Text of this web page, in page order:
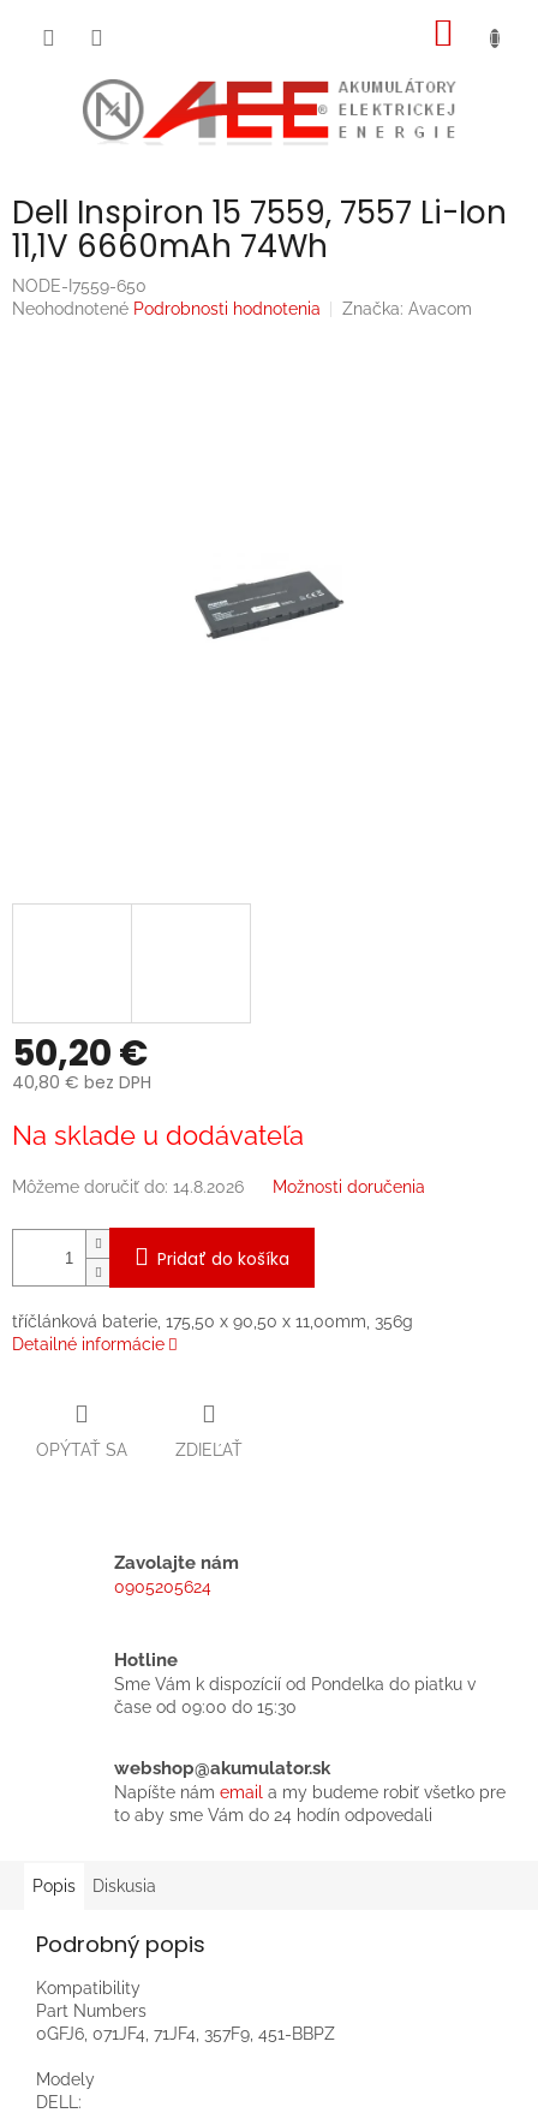
Dell Inspiron 15 7559, 7557 Li-Ion
11,1V 6660mAh 74Wh
NODE-I7559-650
Priemerné
Neohodnotené Podrobnosti hodnotenia Značka: Avacom
50,20 €
40,80 € bez DPH
cena:
Na sklade u dodávateľa
Môžeme doručiť do: 14.8.2026 Možnosti doručenia
Pridať do košíka
tříčlánková baterie, 175,50 x 90,50 x 11,00mm, 356g
Detailné informácie
OPÝTAŤ SA ZDIEĽAŤ
Zavolajte nám
0905205624
Hotline
Sme Vám k dispozícií od Pondelka do piatku v
čase od 09:00 do 15:30
webshop@akumulator.sk
Napíšte nám email a my budeme robiť všetko pre
to aby sme Vám do 24 hodín odpovedali
Popis Diskusia
Podrobný popis
Kompatibility
Part Numbers
0GFJ6, 071JF4, 71JF4, 357F9, 451-BBPZ
Modely
DELL: